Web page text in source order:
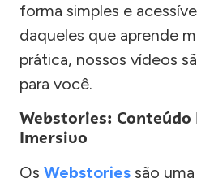
forma simples e
daqueles que aprende
prática, nossos vídeos
para você.
Webstories:
Imersivo
Os Webstories são